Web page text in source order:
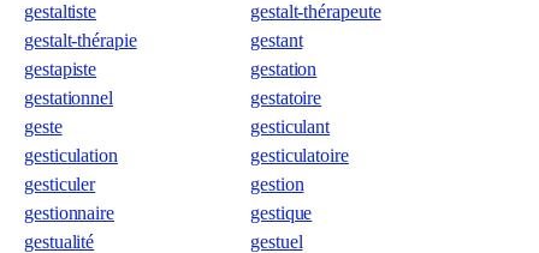
gestaltiste
gestalt-thérapeute
gestalt-thérapie
gestant
gestapiste
gestation
gestationnel
gestatoire
geste
gesticulant
gesticulation
gesticulatoire
gesticuler
gestion
gestionnaire
gestique
gestualité
gestuel